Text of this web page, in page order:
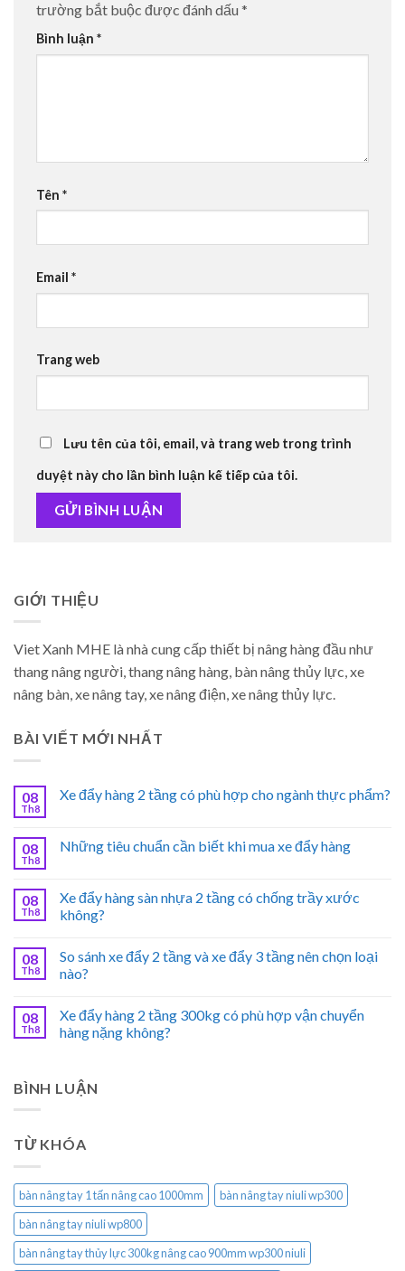
trường bắt buộc được đánh dấu *
Bình luận *
Tên *
Email *
Trang web
Lưu tên của tôi, email, và trang web trong trình
duyệt này cho lần bình luận kế tiếp của tôi.
GIỚI THIỆU
Viet Xanh MHE là nhà cung cấp thiết bị nâng hàng đầu như
thang nâng người, thang nâng hàng, bàn nâng thủy lực, xe
nâng bàn, xe nâng tay, xe nâng điện, xe nâng thủy lực.
BÀI VIẾT MỚI NHẤT
08
Th8
Xe đẩy hàng 2 tầng có phù hợp cho ngành thực phẩm?
08
Th8
Những tiêu chuẩn cần biết khi mua xe đẩy hàng
08
Th8
Xe đẩy hàng sàn nhựa 2 tầng có chống trầy xước
không?
08
Th8
So sánh xe đẩy 2 tầng và xe đẩy 3 tầng nên chọn loại
nào?
08
Th8
Xe đẩy hàng 2 tầng 300kg có phù hợp vận chuyển
hàng nặng không?
BÌNH LUẬN
TỪ KHÓA
bàn nâng tay 1 tấn nâng cao 1000mm
bàn nâng tay niuli wp300
bàn nâng tay niuli wp800
bàn nâng tay thủy lực 300kg nâng cao 900mm wp300 niuli